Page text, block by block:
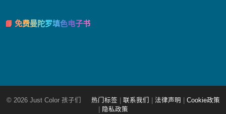
📘 免费曼陀罗填色电子书
© 2026 Just Color 孩子们 热门标签 联系我们 法律声明
Cookie政策
隐私政策